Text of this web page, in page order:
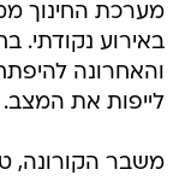
מערכת החינוך
באירוע נקודתי.
והאחרונה
לייפות את המצב.
משבר הקורונה,